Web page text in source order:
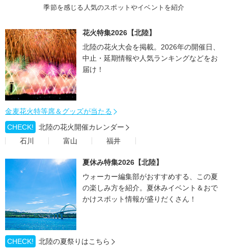
季節を感じる人気のスポットやイベントを紹介
花火特集2026【北陸】
北陸の花火大会を掲載。2026年の開催日、
中止・延期情報や人気ランキングなどをお
届け！
金麦花火特等席＆グッズが当たる
CHECK!
北陸の花火開催カレンダー
石川
富山 福井
夏休み特集2026【北陸】
ウォーカー編集部がおすすめする、この夏
の楽しみ方を紹介。夏休みイベント＆おで
かけスポット情報が盛りだくさん！
CHECK!
北陸の夏祭りはこちら